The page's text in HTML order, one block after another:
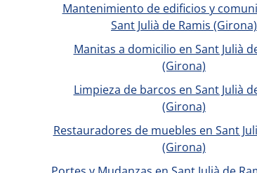
Mantenimiento de edificios y
Sant Julià de Ramis (Girona)
Manitas a domicilio en Sant Julià
(Girona)
Limpieza de barcos en Sant Julià
(Girona)
Restauradores de muebles en Sant
(Girona)